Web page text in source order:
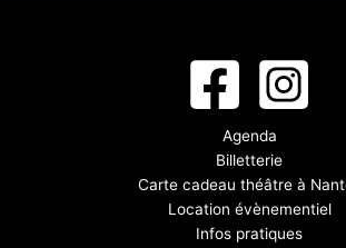
Agenda
Billetterie
Carte cadeau théâtre à
Location évènementiel
Infos pratiques